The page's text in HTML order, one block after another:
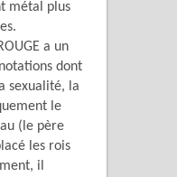
métal plus
a un
dont
sexualité, la
le
(le père
les rois
il